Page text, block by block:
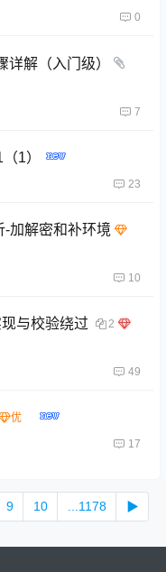
0
详解（入门级）
7
1）
23
-加解密和补环境
10
与校验绕过 2
49
17
9 10 ...1178 ▶